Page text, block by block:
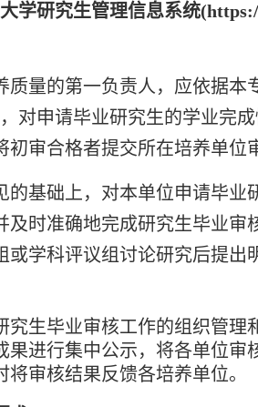
学研究生管理信息系统
质量的第一负责人，应依据
对申请毕业研究生的学业完
初审合格者提交所在培养单位
的基础上，对本单位申请毕
及时准确地完成研究生毕业
或学科评议组讨论研究后提
究生毕业审核工作的组织管
果进行集中公示，将各单位审
审核结果反馈各培养单位。